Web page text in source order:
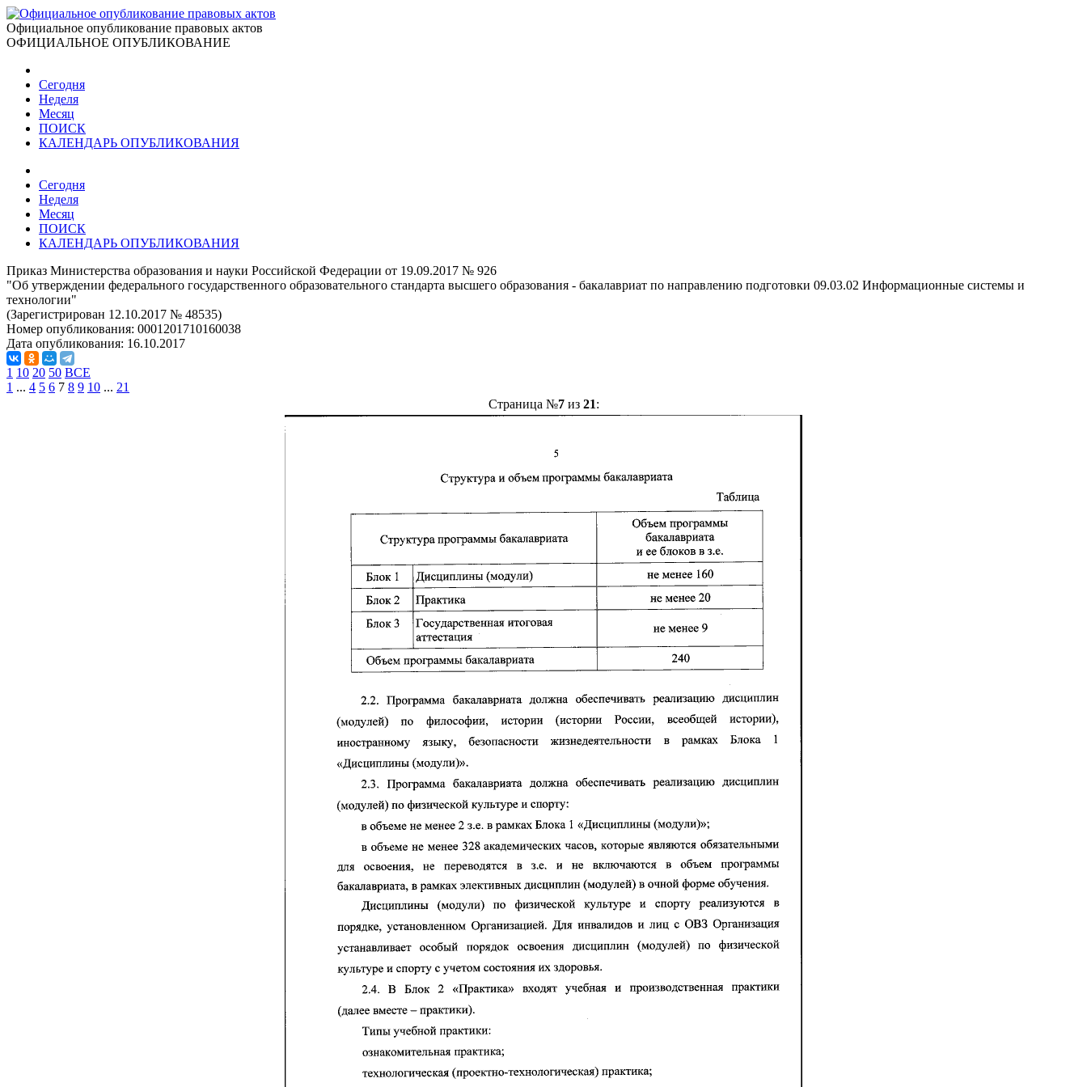
Официальное опубликование правовых актов
ОФИЦИАЛЬНОЕ ОПУБЛИКОВАНИЕ
Сегодня
Неделя
Месяц
ПОИСК
КАЛЕНДАРЬ ОПУБЛИКОВАНИЯ
Сегодня
Неделя
Месяц
ПОИСК
КАЛЕНДАРЬ ОПУБЛИКОВАНИЯ
Приказ Министерства образования и науки Российской Федерации от 19.09.2017 № 926
"Об утверждении федерального государственного образовательного стандарта высшего образования - бакалавриат по направлению подготовки 09.03.02 Информационные системы и
технологии"
(Зарегистрирован 12.10.2017 № 48535)
Номер опубликования: 0001201710160038
Дата опубликования: 16.10.2017
1 10 20 50 ВСЕ
1 ... 4 5 6 7 8 9 10 ... 21
Страница №7из 21: